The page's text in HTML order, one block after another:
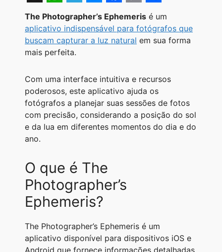
X W
h
a
t
s
A
p
p
T
e
l
e
g
r
a
m
M
e
s
e
n
g
e
F
a
c
b
o
o
k
C
o
p
L
i
n
k
S
h
a
e
The Photographer’s Ephemeris é um
aplicativo indispensável para fotógrafos que
buscam capturar a luz natural em sua forma
mais perfeita.
Com uma interface intuitiva e recursos
poderosos, este aplicativo ajuda os
fotógrafos a planejar suas sessões de fotos
com precisão, considerando a posição do sol
e da lua em diferentes momentos do dia e do
ano.
O que é The
Photographer’s
Ephemeris?
The Photographer’s Ephemeris é um
aplicativo disponível para dispositivos iOS e